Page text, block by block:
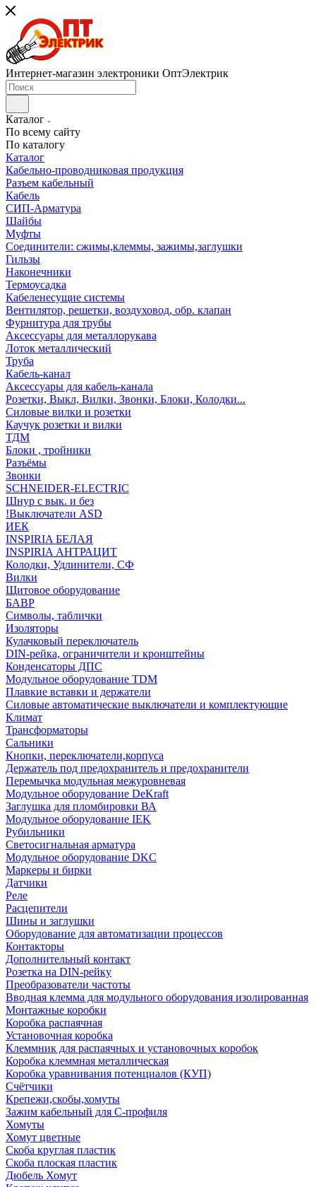
Интернет-магазин электроники ОптЭлектрик
Каталог
По всему сайту
По каталогу
Каталог
Кабельно-проводниковая продукция
Разъем кабельный
Кабель
СИП-Арматура
Шайбы
Муфты
Соединители: сжимы,клеммы, зажимы,заглушки
Гильзы
Наконечники
Термоусадка
Кабеленесущие системы
Вентилятор, решетки, воздуховод, обр. клапан
Фурнитура для трубы
Аксессуары для металлорукава
Лоток металлический
Труба
Кабель-канал
Аксессуары для кабель-канала
Розетки, Выкл, Вилки, Звонки, Блоки, Колодки...
Силовые вилки и розетки
Каучук розетки и вилки
ТДМ
Блоки , тройники
Разъёмы
Звонки
SCHNEIDER-ELECTRIC
Шнур с вык. и без
!Выключатели ASD
ИЕК
INSPIRIA БЕЛАЯ
INSPIRIA АНТРАЦИТ
Колодки, Удлинители, СФ
Вилки
Щитовое оборудование
БАВР
Символы, таблички
Изоляторы
Кулачковый переключатель
DIN-рейка, ограничители и кронштейны
Конденсаторы ДПС
Модульное оборудование TDM
Плавкие вставки и держатели
Силовые автоматические выключатели и комплектующие
Климат
Трансформаторы
Сальники
Кнопки, переключатели,корпуса
Держатель под предохранитель и предохранители
Перемычка модульная межуровневая
Модульное оборудование DeKraft
Заглушка для пломбировки ВА
Модульное оборудование IEK
Рубильники
Светосигнальная арматура
Модульное оборудование DKC
Маркеры и бирки
Датчики
Реле
Расцепители
Шины и заглушки
Оборудование для автоматизации процессов
Контакторы
Дополнительный контакт
Розетка на DIN-рейку
Преобразователи частоты
Вводная клемма для модульного оборудования изолированная
Монтажные коробки
Коробка распаячная
Установочная коробка
Клеммник для распаячных и установочных коробок
Коробка клеммная металлическая
Коробка уравнивания потенциалов (КУП)
Счётчики
Крепежи,скобы,хомуты
Зажим кабельный для С-профиля
Хомуты
Хомут цветные
Скоба круглая пластик
Скоба плоская пластик
Дюбель Хомут